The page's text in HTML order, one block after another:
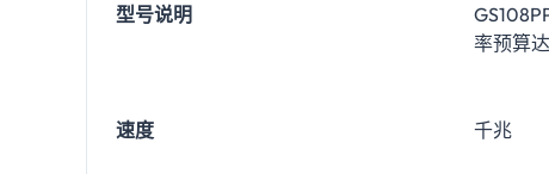
型号说明
率预算达
速度 千兆